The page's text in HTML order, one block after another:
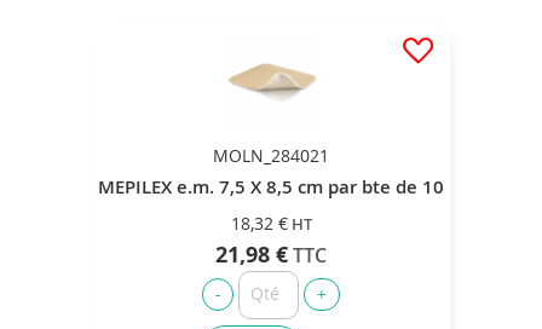
MOLN_284021
MEPILEX e.m. 7,5 X 8,5 cm par bte de 10
18,32 €
21,98 €